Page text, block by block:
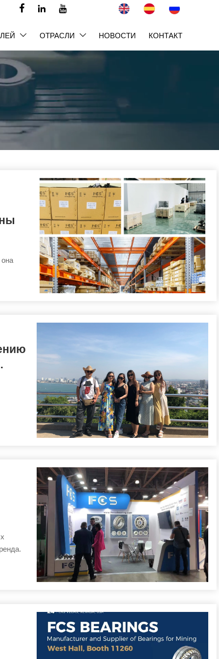
она
  
 ОТРАСЛИ  НОВОСТИ КОНТАКТ